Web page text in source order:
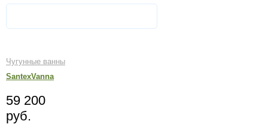
Чугунные ванны
SantexVanna
59 200
руб.